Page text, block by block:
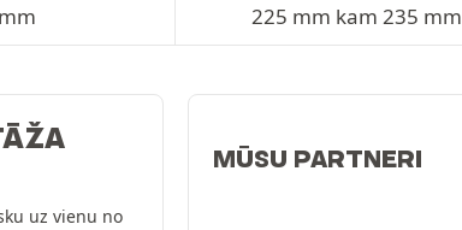
225 mm kam 235 mm
uz vienu no
MŪSU PARTNERI